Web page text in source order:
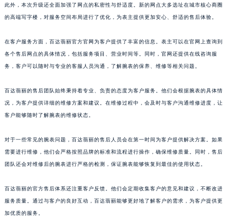
此外，本次升级还全面加强了网点的私密性与舒适度。新的网点大多选址在城市核心商圈
的高端写字楼，对服务空间布局进行了优化，为表主提供更加安心、舒适的售后体验。
在客户服务方面，百达翡丽官方官网为客户提供了丰富的信息。表主可以在官网上查询到
各个售后网点的具体情况，包括服务项目、营业时间等。同时，官网还提供在线咨询服
务，客户可以随时与专业的客服人员沟通，了解腕表的保养、维修等相关问题。
百达翡丽的售后团队始终秉持着专业、负责的态度为客户服务。他们会根据腕表的具体情
况，为客户提供详细的维修方案和建议。在维修过程中，会及时与客户沟通维修进度，让
客户能够随时了解腕表的维修状态。
对于一些常见的腕表问题，百达翡丽的售后人员会在第一时间为客户提供解决方案。如果
需要进行维修，他们会严格按照品牌的标准和流程进行操作，确保维修质量。同时，售后
团队还会对维修后的腕表进行严格的检测，保证腕表能够恢复到最佳的使用状态。
百达翡丽的官方售后体系还注重客户反馈。他们会定期收集客户的意见和建议，不断改进
服务质量。通过与客户的良好互动，百达翡丽能够更好地了解客户的需求，为客户提供更
加优质的服务。